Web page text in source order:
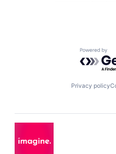
Powered
Privacy policy